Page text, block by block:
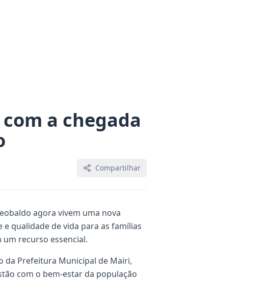
a chegada
Compartilhar
agora vivem uma nova
qualidade de vida para as famílias
recurso essencial.
da Prefeitura Municipal de Mairi,
com o bem-estar da população